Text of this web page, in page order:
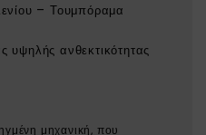
– Τουμπόραμα
ανθεκτικότητας
μηχανική, που